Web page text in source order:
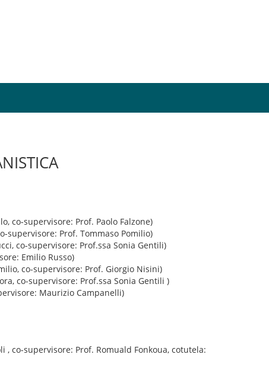
co-supervisore: Prof. Paolo Falzone)
supervisore: Prof. Tommaso Pomilio)
co-supervisore: Prof.ssa Sonia Gentili)
Emilio Russo)
co-supervisore: Prof. Giorgio Nisini)
co-supervisore: Prof.ssa Sonia Gentili )
Maurizio Campanelli)
, co-supervisore: Prof. Romuald Fonkoua, cotutela: